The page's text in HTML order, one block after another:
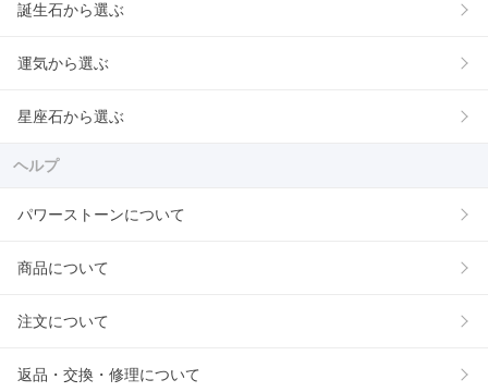
誕生石から選ぶ
運気から選ぶ
星座石から選ぶ
ヘルプ
パワーストーンについて
商品について
注文について
返品・交換・修理について